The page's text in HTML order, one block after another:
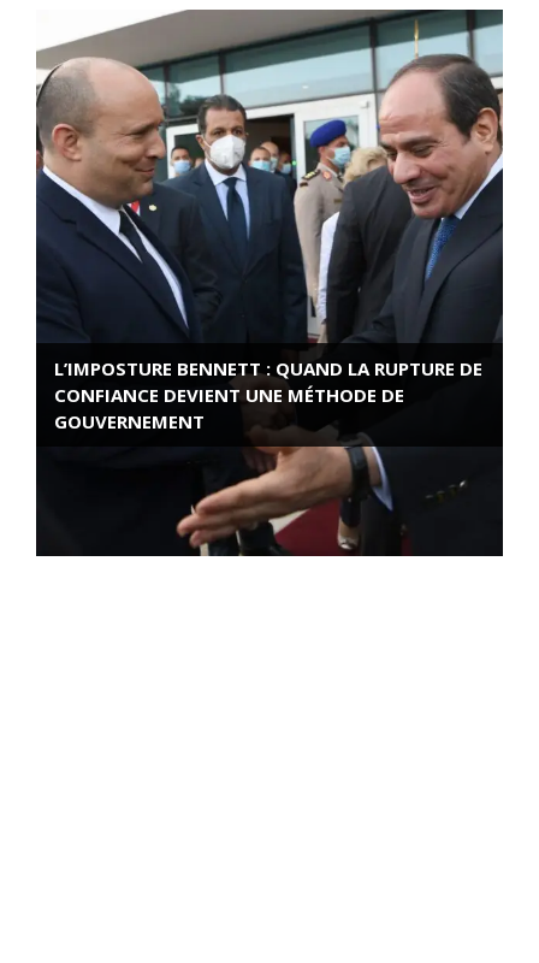
L’IMPOSTURE BENNETT : QUAND LA RUPTURE DE
CONFIANCE DEVIENT UNE MÉTHODE DE
GOUVERNEMENT
ROSE VALLAND, HEROÏNE DE LA RESISTANCE